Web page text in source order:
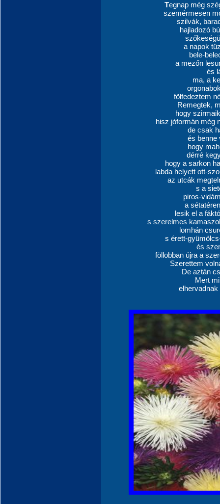
Tegnap még
szemérmesen
szilvák,
hajladozó
a napok
bele-
a mezőn
és
ma, a
fölfedeztem
Remegtek,
hogy
hisz jóformán még
de csak
és benne
hogy
dérré
hogy a sarkon
labda helyett ott-
az utcák
s a
piros-
a
lesik el a
s szerelmes
lomhán
s érett-
és
föllobban újra a
Szerettem
De aztán
Mert